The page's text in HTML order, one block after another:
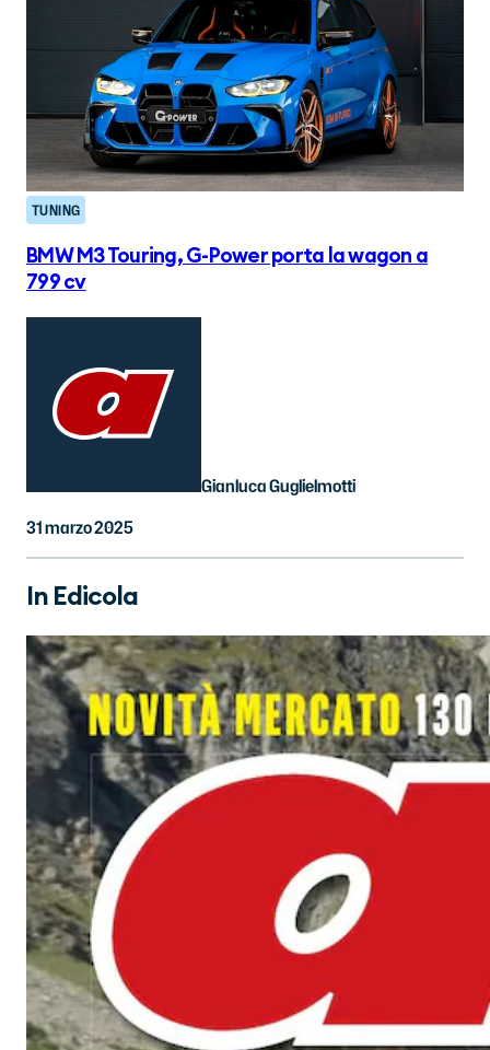
TUNING
BMW M3 Touring, G-Power porta la wagon a
799 cv
Gianluca Guglielmotti
31 marzo 2025
In Edicola